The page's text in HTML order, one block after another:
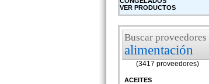
VER PRODUCTOS
Buscar proveedores
alimentación
(3417 proveedores)
ACEITES